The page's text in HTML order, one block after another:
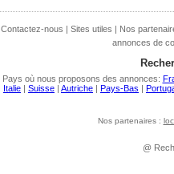
Contactez-nous | Sites utiles | Nos
annonces de
Pays où nous proposons des annonces:
Italie | Suisse | Autriche | Pays-Bas |
Nos partenaires :
@